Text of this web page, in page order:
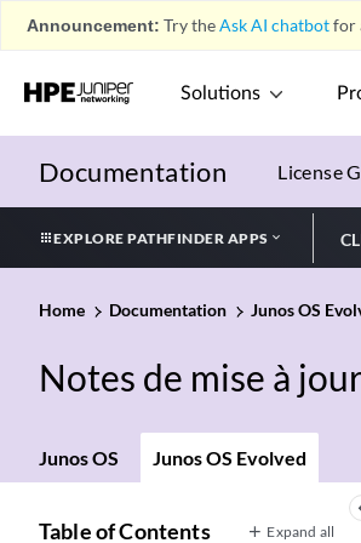
Announcement: Try theAsk AI chatbotfor
Solutions
Documentation License
EXPLORE PATHFINDER APPS
Home Documentation Junos OS
Notes de mise à
Junos OS Junos OS Evolved
Table of Contents Expand all